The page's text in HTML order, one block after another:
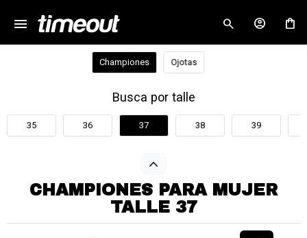
menu
Championes Ojotas
Busca por talle
35 36 37 38 39
CHAMPIONES PARA MUJER
TALLE 37